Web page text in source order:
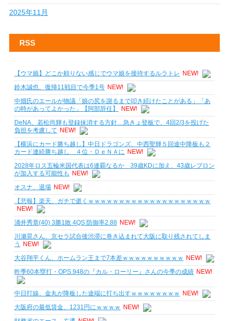
2025年11月
RSS
【ウマ娘】どこか頼りない感じでウマ娘を接待するルラトレ NEW!
鈴木誠也、復帰11戦目で今季1号 NEW!
中畑氏のエールが物議「娘の尻を謝るまで叩き続けたことがある」「あ
の時があってよかった」【阿部辞任】
NEW!
DeNA、若松尚輝も登録抹消する方針…急きょ登板で、4回2/3を投げた
負担を考慮して NEW!
【横浜にカード勝ち越し】中日ドラゴンズ、中西聖輝５回途中降板も２
カード連続勝ち越し ４位・ＤｅＮＡに NEW!
2028年ロス五輪米国代表は6連覇なるか 39歳KDに加え、43歳レブロン
が加入する可能性も
NEW!
オスナ、退場 NEW!
【悲報】楽天、ガチで逝くｗｗｗｗｗｗｗｗｗｗｗｗｗｗｗｗｗｗｗｗ
NEW!
涌井秀章(40) 3勝1敗 4QS 防御率2.88 NEW!
川瀬晃さん、京セラ試合後渋滞に巻き込まれて大阪に取り残されてしま
う
NEW!
大谷翔平くん、ホームラン王まで7本差ｗｗｗｗｗｗｗｗｗｗ
NEW!
昨季60本塁打・OPS.948の『カル・ローリー』さんの今季の成績 NEW!
中日打線、金丸が降板した途端に打ち出すｗｗｗｗｗｗｗｗ
NEW!
大阪府の最低賃金、1231円にｗｗｗｗ
NEW!